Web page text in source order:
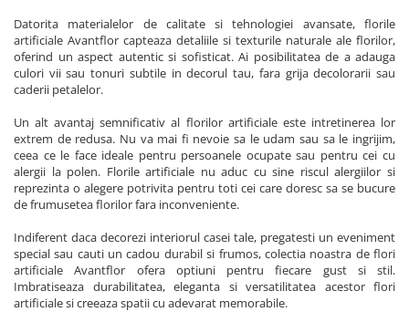
Datorita materialelor de calitate si tehnologiei avansate, florile
artificiale Avantflor capteaza detaliile si texturile naturale ale florilor,
oferind un aspect autentic si sofisticat. Ai posibilitatea de a adauga
culori vii sau tonuri subtile in decorul tau, fara grija decolorarii sau
caderii petalelor.
Un alt avantaj semnificativ al florilor artificiale este intretinerea lor
extrem de redusa. Nu va mai fi nevoie sa le udam sau sa le ingrijim,
ceea ce le face ideale pentru persoanele ocupate sau pentru cei cu
alergii la polen. Florile artificiale nu aduc cu sine riscul alergiilor si
reprezinta o alegere potrivita pentru toti cei care doresc sa se bucure
de frumusetea florilor fara inconveniente.
Indiferent daca decorezi interiorul casei tale, pregatesti un eveniment
special sau cauti un cadou durabil si frumos, colectia noastra de flori
artificiale Avantflor ofera optiuni pentru fiecare gust si stil.
Imbratiseaza durabilitatea, eleganta si versatilitatea acestor flori
artificiale si creeaza spatii cu adevarat memorabile.